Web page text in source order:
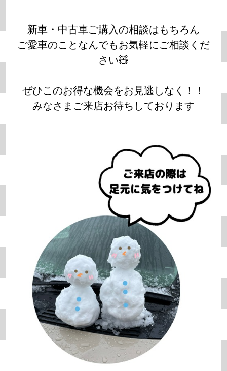
新車・中古車ご購入の相談はもちろん
ご愛車のことなんでもお気軽にご相談くだ
さい🧸
ぜひこのお得な機会をお見逃しなく！！
みなさまご来店お待ちしております